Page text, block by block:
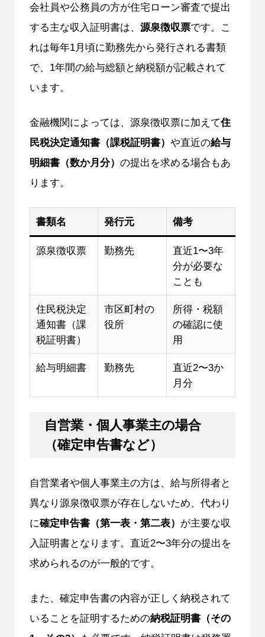
会社員や公務員の方が住宅ローン審査で提出
する主な収入証明書は、 源泉徴収票です。こ
れは毎年1月頃に勤務先から発行される書類
で、1年間の給与総額と納税額が記載されて
います。
金融機関によっては、源泉徴収票に加えて住
民税決定通知書（課税証明書） や直近の給与
明細書（数か月分） の提出を求める場合もあ
ります。
書類名 発行元 備考
源泉徴収票 勤務先
直近1〜3年
分が必要な
ことも
住民税決定
通知書（課
税証明書）
市区町村の
役所
所得・税額
の確認に使
用
給与明細書 勤務先
直近2〜3か
月分
自営業・個人事業主の場合
（確定申告書など）
自営業者や個人事業主の方は、給与所得者と
異なり源泉徴収票が存在しないため、代わり
に確定申告書（第一表・第二表） が主要な収
入証明書となります。直近2〜3年分の提出を
求められるのが一般的です。
また、確定申告書の内容が正しく納税されて
いることを証明するための納税証明書（その